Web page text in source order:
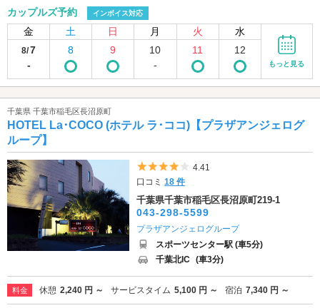
カップルズ予約 インボイス対応
金 土 日 月 火 水
8/7
-
8 9
10
-
11 12
もっと見る
千葉県 千葉市稲毛区長沼原町
HOTEL La･COCO (ホテル ラ･ココ)【プラザアンジェログ
ループ】
5つ星のうち4
4.41
口コミ18 件
千葉県千葉市稲毛区長沼原町219-1
043-298-5599
プラザアンジェログループ
スポーツセンター駅 (車5分)
千葉北IC (車3分)
料金 休憩 2,240 円 ～ サービスタイム 5,100 円 ～ 宿泊 7,340 円 ～